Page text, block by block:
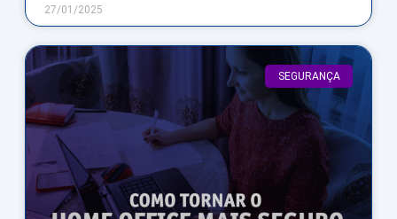
27/01/2025
SEGURANÇA